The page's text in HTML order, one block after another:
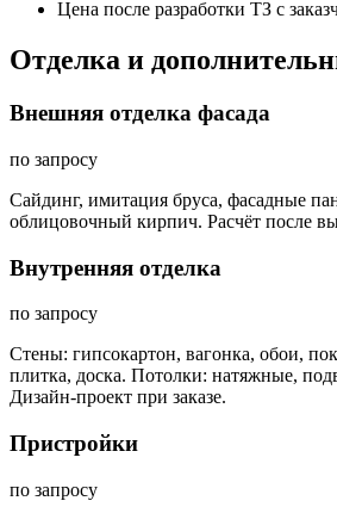
Цена после разработки ТЗ с
Отделка и
Внешняя отделка фасада
по запросу
Сайдинг, имитация бруса, фасадные
облицовочный кирпич. Расчёт после
Внутренняя отделка
по запросу
Стены: гипсокартон, вагонка, обои,
плитка, доска. Потолки: натяжные,
Дизайн-проект при заказе.
Пристройки
по запросу